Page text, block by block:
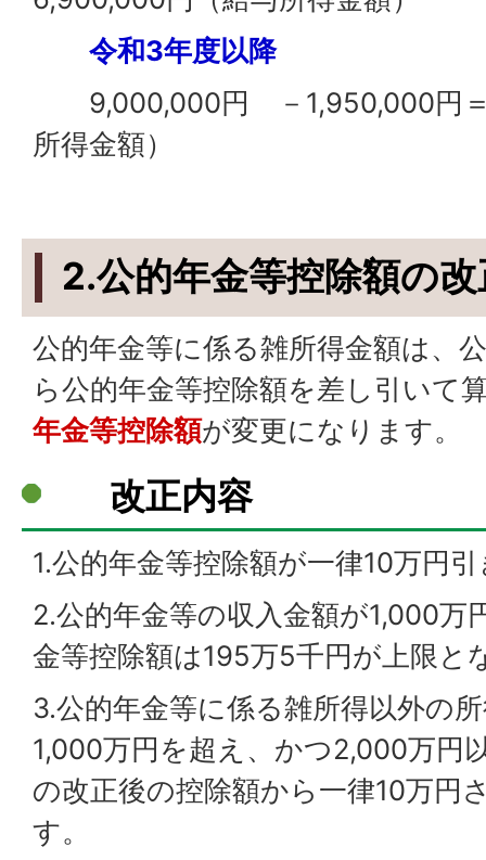
令和3年度以降
9,000,000円 －1,950,000円
所得金額）
2.公的年金等控除額の改
公的年金等に係る雑所得金額は、
ら公的年金等控除額を差し引いて
年金等控除額が変更になります。
改正内容
1.公的年金等控除額が一律10万円
2.公的年金等の収入金額が1,000万
金等控除額は195万5千円が上限と
3.公的年金等に係る雑所得以外の
1,000万円を超え、かつ2,000万円
の改正後の控除額から一律10万円
す。